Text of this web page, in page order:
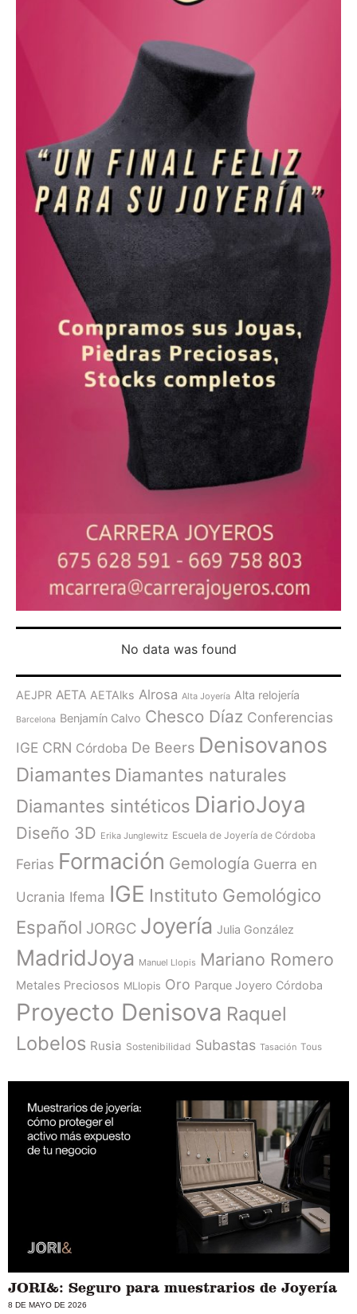
No data was found
AEJPR AETA AETAlks Alrosa Alta Joyería Alta relojería
Barcelona Benjamín Calvo Chesco Díaz Conferencias
IGE CRN Córdoba De Beers Denisovanos
Diamantes Diamantes naturales
Diamantes sintéticos DiarioJoya
Diseño 3D Erika Junglewitz Escuela de Joyería de Córdoba
Ferias Formación Gemología Guerra en
Ucrania Ifema IGE Instituto Gemológico
Español JORGC Joyería Julia González
MadridJoya Manuel Llopis Mariano Romero
Metales Preciosos MLlopis Oro Parque Joyero Córdoba
Proyecto Denisova Raquel
Lobelos Rusia Sostenibilidad Subastas Tasación Tous
JORI&: Seguro para muestrarios de Joyería
8 DE MAYO DE 2026